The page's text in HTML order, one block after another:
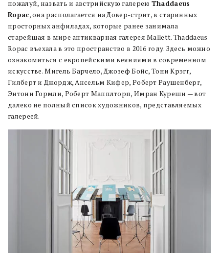
пожалуй, назвать и австрийскую галерею Thaddaeus
Ropac, она располагается на Довер-стрит, в старинных
просторных анфиладах, которые ранее занимала
старейшая в мире антикварная галерея Mallett. Thaddaeus
Ropac въехала в это пространство в 2016 году. Здесь можно
ознакомиться с европейскими веяниями в современном
искусстве. Мигель Барчело, Джозеф Бойс, Тони Крэгг,
Гилберт и Джордж, Ансельм Кифер, Роберт Раушенберг,
Энтони Гормли, Роберт Мапплторп, Имран Куреши — вот
далеко не полный список художников, представляемых
галереей.